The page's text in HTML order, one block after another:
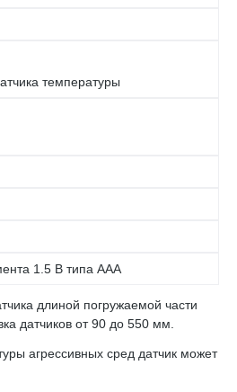
температуры
1.5 В типа ААА
длиной погружаемой части
датчиков от 90 до 550 мм.
агрессивных сред датчик может